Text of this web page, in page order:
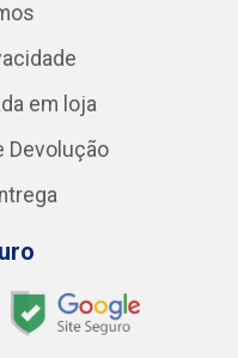
em loja
Devolução